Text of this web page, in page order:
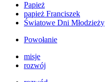
Papież
papież Franciszek
Światowe Dni Młodzieży
Powołanie
misje
rozwój